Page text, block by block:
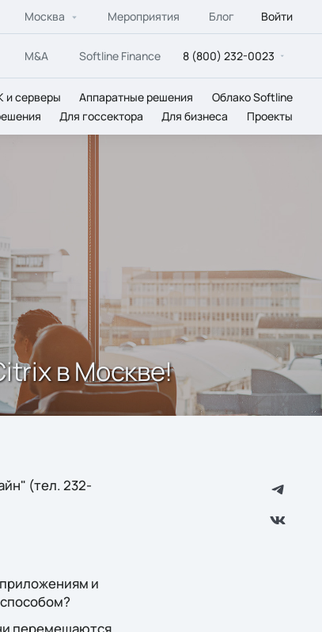
Москва Мероприятия Блог Войти
M&A Softline Finance 8 (800) 232-0023
и серверы Аппаратные решения
Облако Softline
Для госсектора Для бизнеса Проекты
в Москве!
(тел. 232-
и